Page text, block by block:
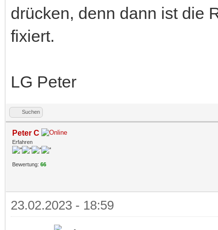
drücken, denn dann ist die
fixiert.
LG Peter
Suchen
Peter C
Erfahren
Bewertung: 66
23.02.2023 - 18:59